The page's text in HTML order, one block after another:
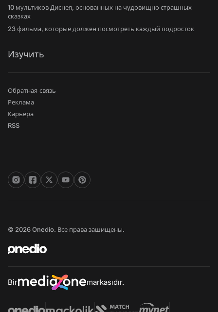
10 мультиков Диснея, основанных на чудовищно страшных
сказках
23 фильма, которые должен посмотреть каждый подросток
Изучить
Обратная связь
Реклама
Карьера
RSS
© 2026 Onedio. Все права зашищены.
Bir markasıdır.